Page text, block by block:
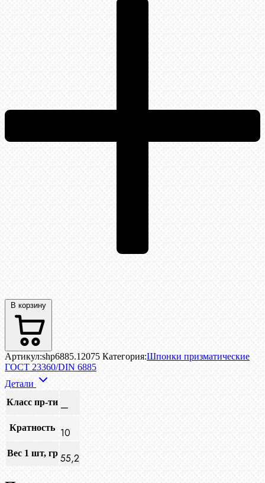
В корзину
Артикул:shp6885.12075 Категория:Шпонки призматические
ГОСТ 23360/DIN 6885
Детали
Класс пр-ти —
Кратность 10
Вес 1 шт, гр 55,2